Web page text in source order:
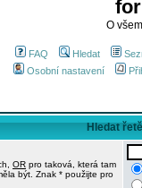
O
FAQ Hledat
Osobní nastavení
Hledat
OR pro taková, která tam
být. Znak * použijte pro